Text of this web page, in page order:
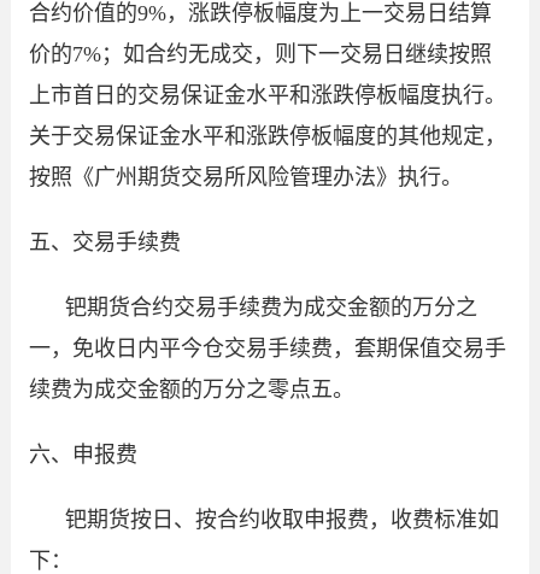
合约价值的9%，涨跌停板幅度为上一交易日结算
价的7%；如合约无成交，则下一交易日继续按照
上市首日的交易保证金水平和涨跌停板幅度执行。
关于交易保证金水平和涨跌停板幅度的其他规定，
按照《广州期货交易所风险管理办法》执行。
五、交易手续费
钯期货合约交易手续费为成交金额的万分之
一，免收日内平今仓交易手续费，套期保值交易手
续费为成交金额的万分之零点五。
六、申报费
钯期货按日、按合约收取申报费，收费标准如
下：